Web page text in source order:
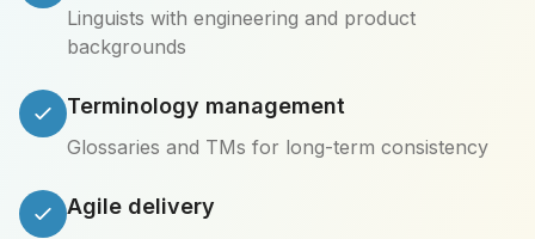
Linguists with engineering and product
backgrounds
Terminology management
Glossaries and TMs for long-term consistency
Agile delivery